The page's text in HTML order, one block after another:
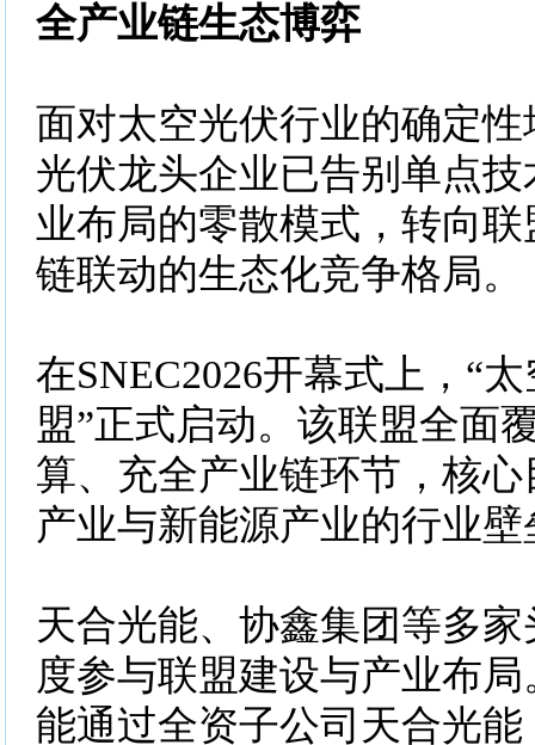
全产业链生态博弈
面对太空光伏行业的确定
光伏龙头企业已告别单点
业布局的零散模式，转向
链联动的生态化竞争格局。
在SNEC2026开幕式上，“
盟”正式启动。该联盟全面
算、充全产业链环节，核
产业与新能源产业的行业壁
天合光能、协鑫集团等多
度参与联盟建设与产业布
能通过全资子公司天合光